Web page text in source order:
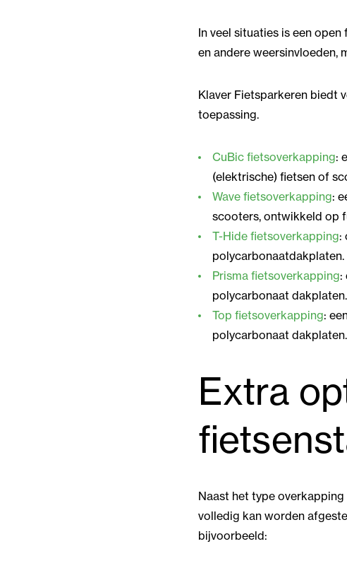
In veel situaties is een
en andere weersinvloeden,
Klaver Fietsparkeren biedt
toepassing.
CuBic fietsoverkapping:
(elektrische) fietsen of
Wave fietsoverkapping:
scooters, ontwikkeld op
T-Hide fietsoverkapping:
Prisma fietsoverkapping:
polycarbonaat
Top fietsoverkapping:
polycarbonaat
Extra
Naast het type
volledig kan worden
bijvoorbeeld: